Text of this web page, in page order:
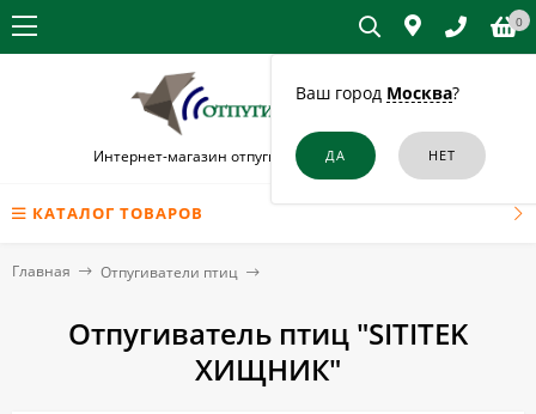
Ваш город Москва?
0
Интернет-магазин отпугивателей птиц в Москве
КАТАЛОГ ТОВАРОВ
Главная Отпугиватели птиц
Отпугиватель птиц "SITITEK
ХИЩНИК"